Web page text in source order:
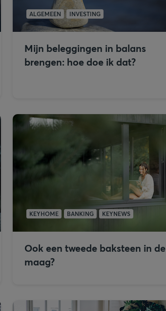
ALGEMEEN INVESTING
Mijn beleggingen in balans
brengen: hoe doe ik dat?
KEYHOME BANKING KEYNEWS
Ook een tweede baksteen in de
maag?